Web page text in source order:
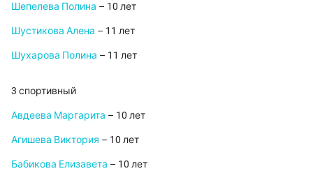
Шепелева Полина – 10 лет
Шустикова Алена – 11 лет
Шухарова Полина – 11 лет
3 спортивный
Авдеева Маргарита – 10 лет
Агишева Виктория – 10 лет
Бабикова Елизавета – 10 лет